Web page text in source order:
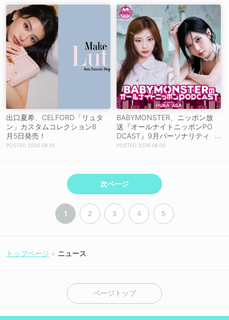
出口夏希、CELFORD「リュタ
ン」カスタムコレクション8
月5日発売！
2026.08.05
BABYMONSTER、ニッポン放
送『オールナイトニッポンPO
DCAST』9月パーソナリティ
に決定！RUKAとASAがトーク
2026.08.05
次ページ
1 2 3 4 5
トップページ ニュース
ページトップ